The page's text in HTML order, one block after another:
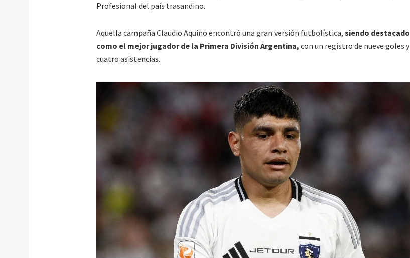
Profesional del país trasandino.
Aquella campaña Claudio Aquino encontró una gran versión futbolística, siendo destacado
como el mejor jugador de la Primera División Argentina, con un registro de nueve goles y
cuatro asistencias.